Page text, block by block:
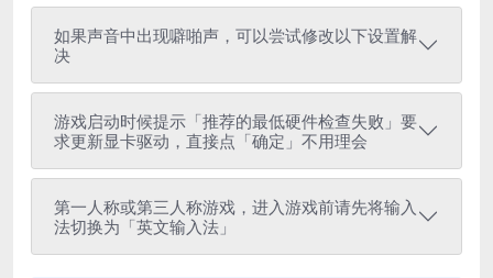
如果声音中出现噼啪声，可以尝试修改以下设置解
决
游戏启动时候提示「推荐的最低硬件检查失败」要
求更新显卡驱动，直接点「确定」不用理会
第一人称或第三人称游戏，进入游戏前请先将输入
法切换为「英文输入法」